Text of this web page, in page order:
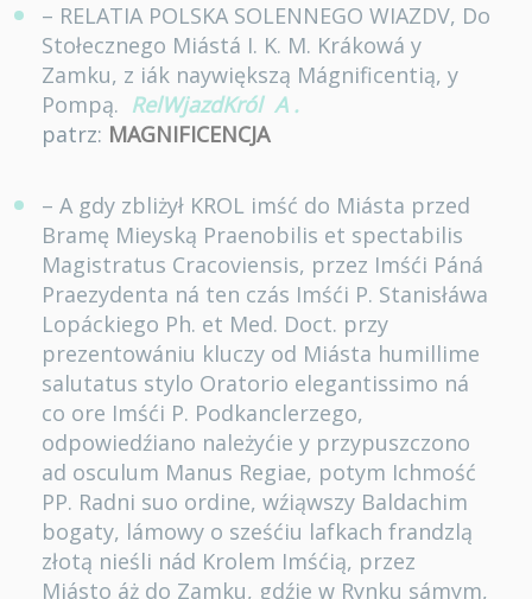
– RELATIA POLSKA SOLENNEGO WIAZDV, Do
Stołecznego Miástá I. K. M. Krákowá y
Zamku, z iák naywiększą Mágnificentią, y
Pompą. RelWjazdKról A .
patrz: MAGNIFICENCJA
– A gdy zbliżył KROL imść do Miásta przed
Bramę Mieyską Praenobilis et spectabilis
Magistratus Cracoviensis, przez Imśći Páná
Praezydenta ná ten czás Imśći P. Stanisłáwa
Lopáckiego Ph. et Med. Doct. przy
prezentowániu kluczy od Miásta humillime
salutatus stylo Oratorio elegantissimo ná
co ore Imśći P. Podkanclerzego,
odpowiedźiano należyćie y przypuszczono
ad osculum Manus Regiae, potym Ichmość
PP. Radni suo ordine, wźiąwszy Baldachim
bogaty, lámowy o sześćiu lafkach frandzlą
złotą nieśli nád Krolem Imśćią, przez
Miásto áż do Zamku, gdźie w Rynku sámym,